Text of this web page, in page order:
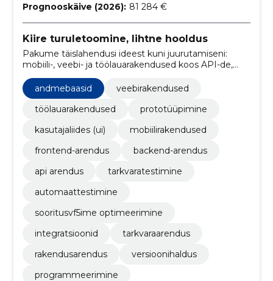
Prognooskäive (2026): 81 284 €
Kiire turuletoomine, lihtne hooldus
Pakume täislahendusi ideest kuni juurutamiseni:
mobiili-, veebi- ja töölauarakendused koos API-de,
jõudmist ja vähendada hoolduskulusid.
andmebaasid
veebirakendused
töölauarakendused
prototüüpimine
kasutajaliides (ui)
mobiilirakendused
frontend-arendus
backend-arendus
api arendus
tarkvaratestimine
automaattestimine
sooritusvf5ime optimeerimine
integratsioonid
tarkvaraarendus
rakendusarendus
versioonihaldus
programmeerimine